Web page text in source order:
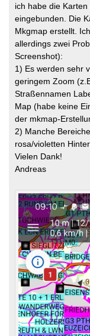
ich habe die
eingebunden. Die
Mkgmap erstellt.
allerdings zwei
Screenshot):
1) Es werden sehr
geringem Zoom
Straßennamen
Map (habe keine
der mkmap-
2) Manche
rosa/violetten
Vielen Dank!
Andreas